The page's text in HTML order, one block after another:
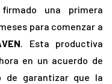
una primera
para comenzar a
. Esta productiva
en un acuerdo de
de garantizar que la